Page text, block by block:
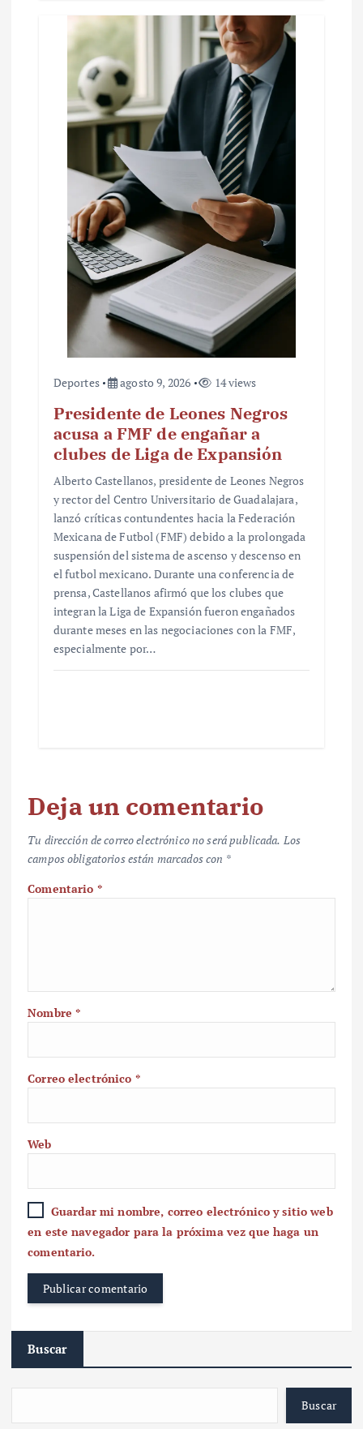
Deportes agosto 9, 2026 14 views
Presidente de Leones Negros
acusa a FMF de engañar a
clubes de Liga de Expansión
Alberto Castellanos, presidente de Leones Negros
y rector del Centro Universitario de Guadalajara,
lanzó críticas contundentes hacia la Federación
Mexicana de Futbol (FMF) debido a la prolongada
suspensión del sistema de ascenso y descenso en
el futbol mexicano. Durante una conferencia de
prensa, Castellanos afirmó que los clubes que
integran la Liga de Expansión fueron engañados
durante meses en las negociaciones con la FMF,
especialmente por…
Deja un comentario
Tu dirección de correo electrónico no será publicada. Los
campos obligatorios están marcados con *
Comentario *
Nombre*
Correo electrónico *
Web
Guardar mi nombre, correo electrónico y sitio web
en este navegador para la próxima vez que haga un
comentario.
Buscar
Buscar